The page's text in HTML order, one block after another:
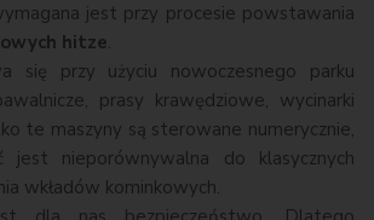
jest przy procesie powstawania
hitze.
się przy użyciu nowoczesnego parku
prasy krawędziowe, wycinarki
te maszyny są sterowane numerycznie,
jest nieporównywalna do klasycznych
wkładów kominkowych.